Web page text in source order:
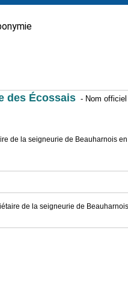
des Écossais - Nom officiel
de la seigneurie de Beauharnois
de la seigneurie de